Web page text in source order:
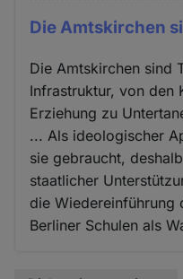
Die Amtskirchen
Die Amtskirchen sind
Infrastruktur, von den
Erziehung zu
... Als ideologischer
sie gebraucht,
staatlicher
die Wiedereinführung
Berliner Schulen als